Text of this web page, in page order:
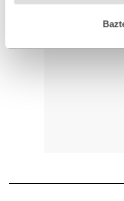
esplizitua ematen diguzu.